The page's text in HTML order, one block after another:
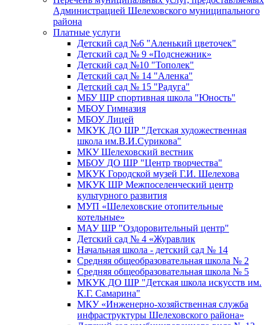
Администрацией Шелеховского муниципального
района
Платные услуги
Детский сад №6 "Аленький цветочек"
Детский сад № 9 «Подснежник»
Детский сад №10 "Тополек"
Детский сад № 14 "Аленка"
Детский сад № 15 "Радуга"
МБУ ШР спортивная школа "Юность"
МБОУ Гимназия
МБОУ Лицей
МКУК ДО ШР "Детская художественная
школа им.В.И.Сурикова"
МКУ Шелеховский вестник
МБОУ ДО ШР "Центр творчества"
МКУК Городской музей Г.И. Шелехова
МКУК ШР Межпоселенческий центр
культурного развития
МУП «Шелеховские отопительные
котельные»
МАУ ШР "Оздоровительный центр"
Детский сад № 4 «Журавлик
Начальная школа - детский сад № 14
Средняя общеобразовательная школа № 2
Средняя общеобразовательная школа № 5
МКУК ДО ШР "Детская школа искусств им.
К.Г. Самарина"
МКУ «Инженерно-хозяйственная служба
инфраструктуры Шелеховского района»